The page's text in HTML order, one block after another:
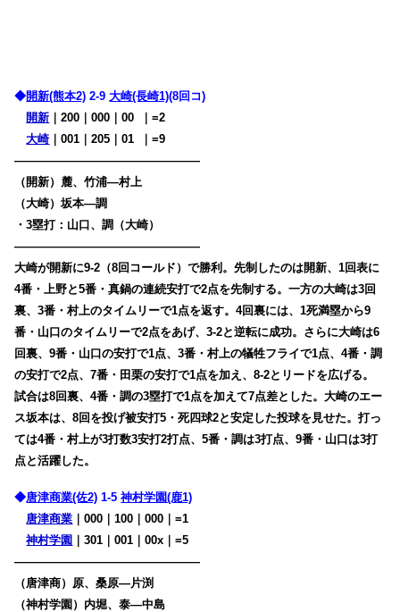
◆開新(熊本2) 2-9大崎(長崎1)(8回コ)
開新 ｜200｜000｜00
｜=2
大崎｜001｜205｜01
｜=9
————————————————
（開新）麓、竹浦―村上
（大崎）坂本―調
・3塁打：山口、調（大崎）
————————————————
大崎が開新に9-2（8回コールド）で勝利。先制したのは開新、1回表に
4番・上野と5番・真鍋の連続安打で2点を先制する。一方の大崎は3回
裏、3番・村上のタイムリーで1点を返す。4回裏には、1死満塁から9
番・山口のタイムリーで2点をあげ、3-2と逆転に成功。さらに大崎は6
回裏、9番・山口の安打で1点、3番・村上の犠牲フライで1点、4番・調
の安打で2点、7番・田栗の安打で1点を加え、8-2とリードを広げる。
試合は8回裏、4番・調の3塁打で1点を加えて7点差とした。大崎のエー
ス坂本は、8回を投げ被安打5・死四球2と安定した投球を見せた。打っ
ては4番・村上が3打数3安打2打点、5番・調は3打点、9番・山口は3打
点と活躍した。
◆唐津商業(佐2) 1-5神村学園(鹿1)
唐津商業 ｜000｜100｜000｜=1
神村学園
｜301｜001｜00x｜=5
————————————————
（唐津商）原、桑原―片渕
（神村学園）内堀、泰―中島